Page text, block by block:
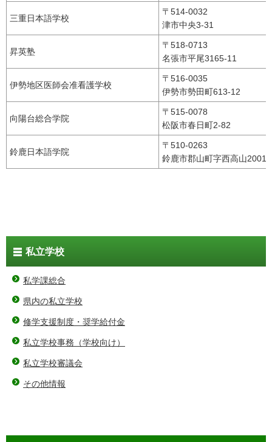
三重日本語学校
〒514-0032
津市中央3-31
昇英塾
〒518-0713
名張市平尾3165-11
伊勢地区医師会准看護学校
〒516-0035
伊勢市勢田町613-12
向陽台総合学院
〒515-0078
松阪市春日町2-82
鈴鹿日本語学院
〒510-0263
鈴鹿市郡山町字西高山2001
私立学校
私学課総合
県内の私立学校
修学支援制度・奨学給付金
私立学校事務（学校向け）
私立学校審議会
その他情報